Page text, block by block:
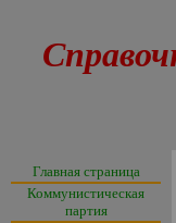
Главная страница
Коммунистическая
партия